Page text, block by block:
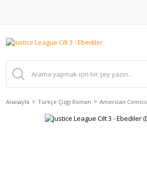
Anasayfa Türkçe Çizgi Roman American Comics